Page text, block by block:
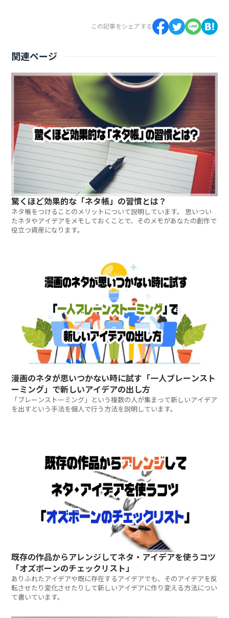
この記事をシェアする
関連ページ
驚くほど効果的な「ネタ帳」の習慣とは？
ネタ帳をつけることのメリットについて説明しています。 思いつい
たネタやアイデアをメモしておくことで、そのメモがあなたの創作で
役立つ資産になります。
漫画のネタが思いつかない時に試す「一人ブレーンスト
ーミング」で新しいアイデアの出し方
「ブレーンストーミング」という複数の人が集まって新しいアイデア
を出すという手法を個人で行う方法を説明しています。
既存の作品からアレンジしてネタ・アイデアを使うコツ
「オズボーンのチェックリスト」
ありふれたアイデアや既に存在するアイデアでも、そのアイデアを反
転させたり変化させたりして新しいアイデアに作り変える方法につい
て書いています。